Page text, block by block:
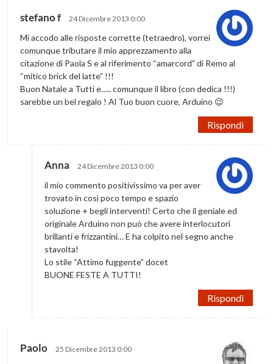
stefano f 24 Dicembre 2013 0:00
Mi accodo alle risposte corrette (tetraedro), vorrei
comunque tributare il mio apprezzamento alla
citazione di Paola S e al riferimento “amarcord” di Remo al
“mitico brick del latte” !!!
Buon Natale a Tutti e….. comunque il libro (con dedica !!!)
sarebbe un bel regalo ! Al Tuo buon cuore, Arduino 😉
Rispondi
Anna 24 Dicembre 2013 0:00
il mio commento positivissimo va per aver
trovato in così poco tempo e spazio
soluzione + begli interventi! Certo che il geniale ed
originale Arduino non può che avere interlocutori
brillanti e frizzantini… E ha colpito nel segno anche
stavolta!
Lo stile “Attimo fuggente” docet
BUONE FESTE A TUTTI!
Rispondi
Paolo 25 Dicembre 2013 0:00